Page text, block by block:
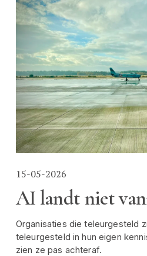
15-05-2026
AI landt niet
Organisaties die teleurgesteld
teleurgesteld in hun eigen
zien ze pas achteraf.